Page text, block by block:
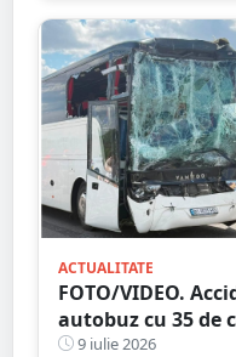
ACTUALITATE
FOTO/VIDEO.
autobuz cu 35 de
Roșu de
9 iulie 2026